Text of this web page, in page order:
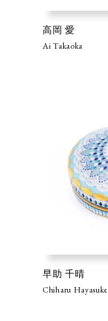
高岡 愛
Ai Takaoka
早助 千晴
Chiharu Hayasuke